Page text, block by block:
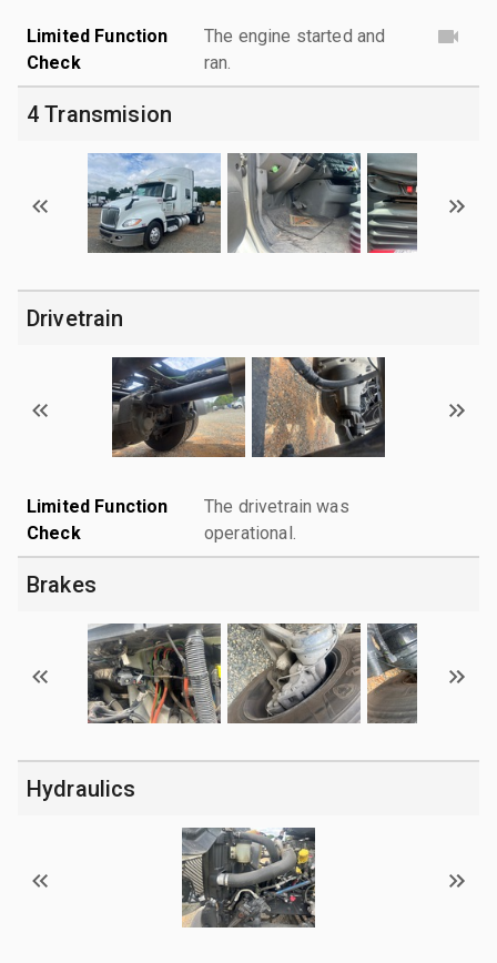
Limited Function
Check
The engine started and
ran.
4 Transmision
Drivetrain
Limited Function
Check
The drivetrain was
operational.
Brakes
Hydraulics